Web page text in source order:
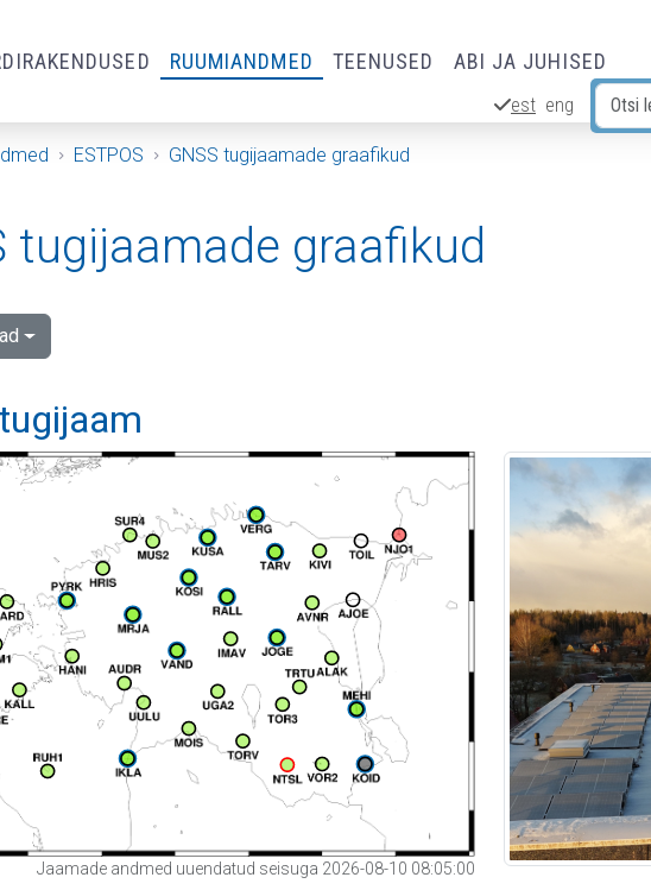
RUUMIANDMED TEENUSED ABI JA JUHISED
est eng
ESTPOS GNSS tugijaamade graafikud
tugijaamade graafikud
Jaamade andmed uuendatud seisuga 2026-08-10 08:05:00